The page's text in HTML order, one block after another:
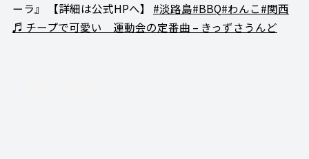
ーラ』 【詳細は公式HPへ】 #淡路島#BBQ#わんこ#関西
♬ チープで可愛い 運動会の定番曲 – きっずさうんど